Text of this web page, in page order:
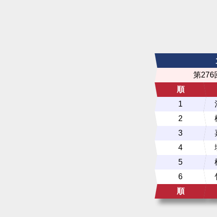
第276
順
1
2
3
4
5
6
順